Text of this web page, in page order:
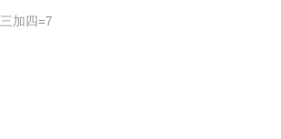
加四=7